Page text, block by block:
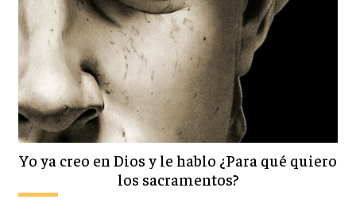
Yo ya creo en Dios y le hablo ¿Para qué quiero
los sacramentos?